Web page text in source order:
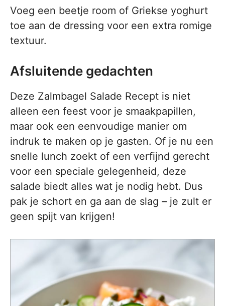
Voeg een beetje room of Griekse yoghurt
toe aan de dressing voor een extra romige
textuur.
Afsluitende gedachten
Deze Zalmbagel Salade Recept is niet
alleen een feest voor je smaakpapillen,
maar ook een eenvoudige manier om
indruk te maken op je gasten. Of je nu een
snelle lunch zoekt of een verfijnd gerecht
voor een speciale gelegenheid, deze
salade biedt alles wat je nodig hebt. Dus
pak je schort en ga aan de slag – je zult er
geen spijt van krijgen!